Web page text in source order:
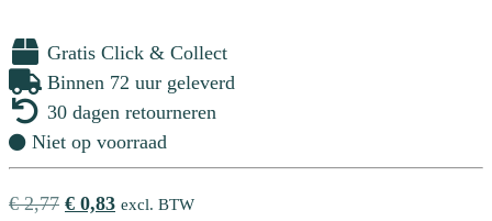
Gratis Click & Collect
Binnen 72 uur geleverd
30 dagen retourneren
Niet op voorraad
€2,77 Oorspronkelijke
€ 0,83Huidige
excl. BTW